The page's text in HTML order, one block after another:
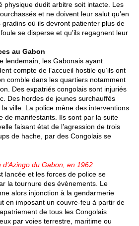
physique dudit arbitre soit intacte. Les
et ne doivent leur salut qu’en
où ils devront patienter plus de
se disperse et qu’ils regagnent leur
au Gabon
lendemain, les Gabonais ayant
compte de l’accueil hostile qu’ils ont
comble dans les quartiers notamment
Des expatriés congolais sont injuriés
Des hordes de jeunes surchauffés
ville. La police mène des interventions
de manifestants. Ils sont par la suite
faisant état de l’agression de trois
de hache, par des Congolais se
d’Azingo du Gabon, en 1962
lancée et les forces de police se
la tournure des évènements. Le
alors injonction à la gendarmerie
en imposant un couvre-feu à partir de
de tous les Congolais
par voies terrestre, maritime ou